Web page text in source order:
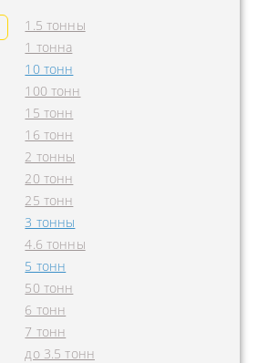
1.5 тонны
1 тонна
10 тонн
100 тонн
15 тонн
16 тонн
2 тонны
20 тонн
25 тонн
3 тонны
4.6 тонны
5 тонн
50 тонн
6 тонн
7 тонн
до 3.5 тонн